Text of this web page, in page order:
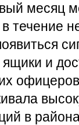
месяц
в течение
и
в